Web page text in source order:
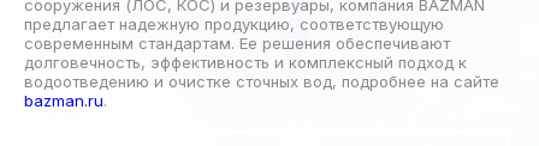
сооружения (ЛОС, КОС) и резервуары, компания BAZMAN
предлагает надежную продукцию, соответствующую
современным стандартам. Ее решения обеспечивают
долговечность, эффективность и комплексный подход к
водоотведению и очистке сточных вод, подробнее на сайте
bazman.ru.